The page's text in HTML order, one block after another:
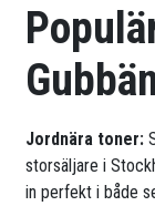
Jordnära toner:
storsäljare i
in perfekt i både